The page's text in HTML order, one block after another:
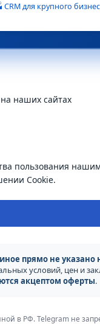
CRM для крупного
наших сайтах
пользования
Cookie.
прямо не указано
условий, цен и
акцептом оферты.
в РФ. Telegram не